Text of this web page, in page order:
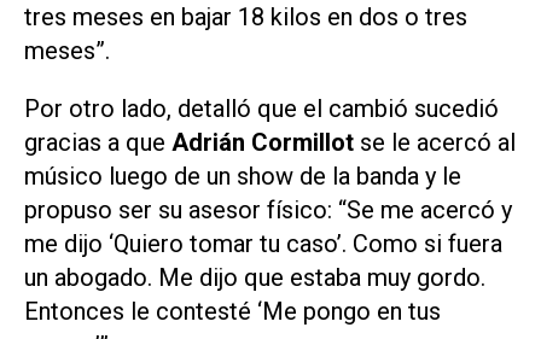
tres meses en bajar 18 kilos en dos o tres
meses”.
Por otro lado, detalló que el cambió sucedió
gracias a que Adrián Cormillot se le acercó al
músico luego de un show de la banda y le
propuso ser su asesor físico: “Se me acercó y
me dijo ‘Quiero tomar tu caso’. Como si fuera
un abogado. Me dijo que estaba muy gordo.
Entonces le contesté ‘Me pongo en tus